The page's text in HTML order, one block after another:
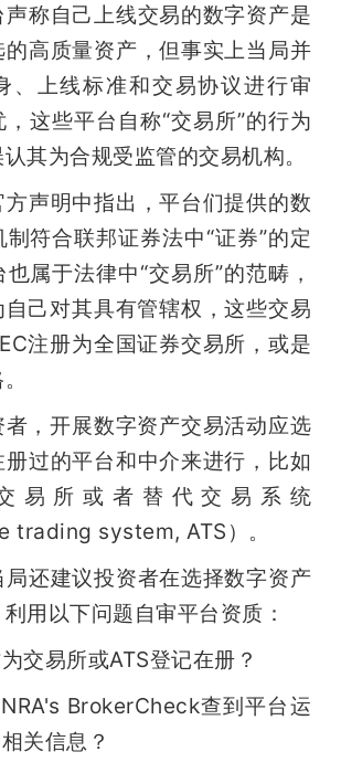
称自己上线交易的数字资产是
高质量资产，但事实上当局并
、上线标准和交易协议进行审
这些平台自称“交易所”的行为
其为合规受监管的交易机构。
方声明中指出，平台们提供的数
符合联邦证券法中“证券”的定
属于法律中“交易所”的范畴，
自己对其具有管辖权，这些交易
注册为全国证券交易所，或是
者，开展数字资产交易活动应选
过的平台和中介来进行，比如
易所或者替代交易系统
trading system, ATS）。
还建议投资者在选择数字资产
用以下问题自审平台资质：
交易所或ATS登记在册？
BrokerCheck查到平台运
关信息？